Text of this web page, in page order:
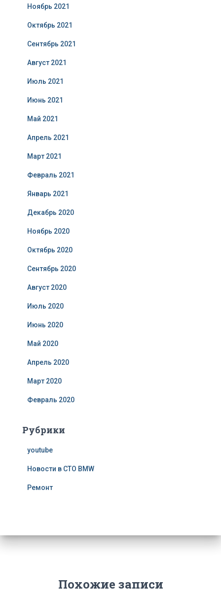
Ноябрь 2021
Октябрь 2021
Сентябрь 2021
Август 2021
Июль 2021
Июнь 2021
Май 2021
Апрель 2021
Март 2021
Февраль 2021
Январь 2021
Декабрь 2020
Ноябрь 2020
Октябрь 2020
Сентябрь 2020
Август 2020
Июль 2020
Июнь 2020
Май 2020
Апрель 2020
Март 2020
Февраль 2020
Рубрики
youtube
Новости в СТО BMW
Ремонт
Похожие записи